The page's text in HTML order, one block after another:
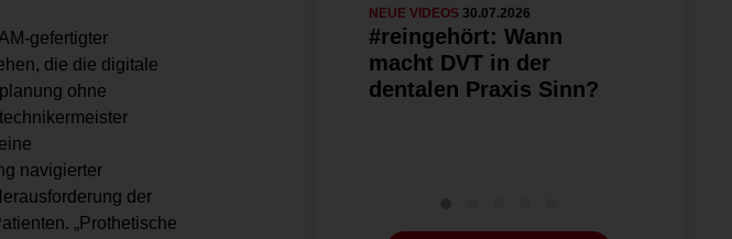
gefertigter
die die digitale
ohne
navigierter
der
„Prothetische
NEUE VIDEOS 30.07.2026
#reingehört: Wann
macht DVT in der
dentalen Praxis Sinn?